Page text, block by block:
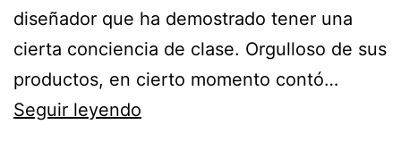
diseñador que ha demostrado tener una
cierta conciencia de clase. Orgulloso de sus
productos, en cierto momento contó…
Seguir leyendo